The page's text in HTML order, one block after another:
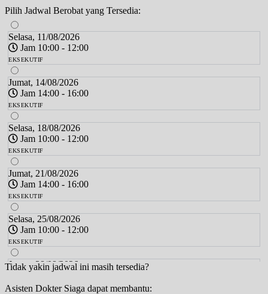
Pilih Jadwal Berobat yang Tersedia:
Selasa, 11/08/2026
Jam 10:00 - 12:00
EKSEKUTIF
Jumat, 14/08/2026
Jam 14:00 - 16:00
EKSEKUTIF
Selasa, 18/08/2026
Jam 10:00 - 12:00
EKSEKUTIF
Jumat, 21/08/2026
Jam 14:00 - 16:00
EKSEKUTIF
Selasa, 25/08/2026
Jam 10:00 - 12:00
EKSEKUTIF
Jumat, 28/08/2026
Jam 14:00 - 16:00
EKSEKUTIF
Tidak yakin jadwal ini masih tersedia?
Asisten Dokter Siaga dapat membantu: